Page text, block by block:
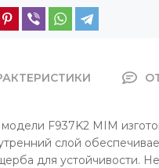
F937K2 MIM
слой
для